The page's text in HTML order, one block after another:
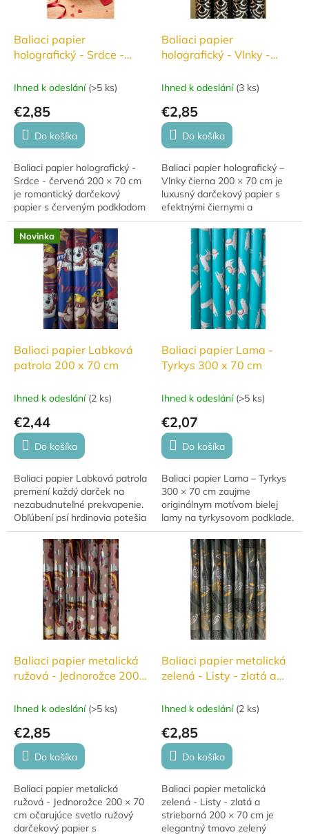
Baliaci papier
holografický - Srdce -
Ihned k odeslání (>5 ks)
€2,85
Do košíka
Baliaci papier holografický -
Srdce - červená 200 × 70 cm
je romantický darčekový
papier s červeným podkladom
a striebornými holografickými
srdiečkami, ideálny pre
výnimočné...
Baliaci papier
holografický - Vlnky -
Ihned k odeslání (3 ks)
€2,85
Do košíka
Baliaci papier holografický –
Vlnky čierna 200 × 70 cm je
luxusný darčekový papier s
efektnými čiernymi a
striebornými holografickými
vlnkami, ktorý dodá každému
darčeku...
Novinka
Baliaci papier Labková
patrola 200 x 70 cm
Ihned k odeslání (2 ks)
€2,44
Do košíka
Baliaci papier Labková patrola
premení každý darček na
nezabudnuteľné prekvapenie.
Obľúbení psí hrdinovia potešia
všetkých malých fanúšikov a
dodajú darčeku ešte väčšie
Baliaci papier Lama -
Tyrkys 300 x 70 cm
Ihned k odeslání (>5 ks)
€2,07
Do košíka
Baliaci papier Lama – Tyrkys
300 × 70 cm zaujme
originálnym motívom bielej
lamy na tyrkysovom podklade.
Kvalitný darčekový papier je
ideálny na balenie
narodeninových,...
Baliaci papier metalická
ružová - Jednorožce 200
Ihned k odeslání (>5 ks)
€2,85
Do košíka
Baliaci papier metalická
ružová - Jednorožce 200 × 70
cm očarujúce svetlo ružový
darčekový papier s
Baliaci papier metalická
zelená - Listy - zlatá a
Ihned k odeslání (2 ks)
€2,85
Do košíka
Baliaci papier metalická
zelená - Listy - zlatá a
strieborná 200 × 70 cm je
elegantný tmavo zelený